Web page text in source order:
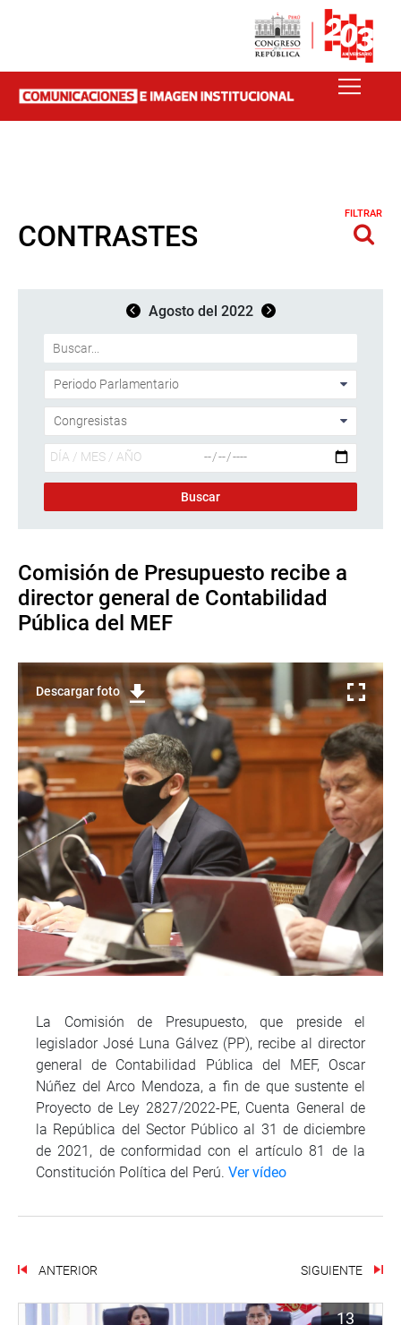
CONTRASTES
FILTRAR
Agosto del 2022
Comisión de Presupuesto recibe a
director general de Contabilidad
Pública del MEF
Descargar foto
La Comisión de Presupuesto, que preside el
legislador José Luna Gálvez (PP), recibe al director
general de Contabilidad Pública del MEF, Oscar
Núñez del Arco Mendoza, a fin de que sustente el
Proyecto de Ley 2827/2022-PE, Cuenta General de
la República del Sector Público al 31 de diciembre
de 2021, de conformidad con el artículo 81 de la
Constitución Política del Perú. Ver vídeo
ANTERIOR SIGUIENTE
13